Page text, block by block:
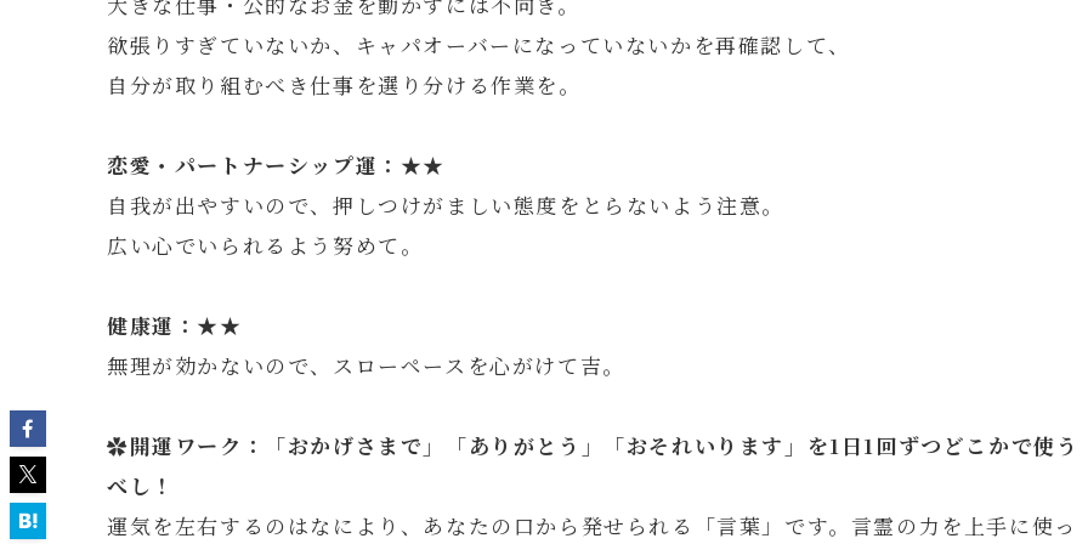
欲張りすぎていないか、キャパオーバーになっていないかを再確認して、
自分が取り組むべき仕事を選り分ける作業を。
恋愛・パートナーシップ運：★★
自我が出やすいので、押しつけがましい態度をとらないよう注意。
広い心でいられるよう努めて。
健康運：★★
無理が効かないので、スローペースを心がけて吉。
✿開運ワーク：「おかげさまで」「ありがとう」「おそれいります」を1日1回ずつどこかで使う
べし！
運気を左右するのはなにより、あなたの口から発せられる「言葉」です。言霊の力を上手に使っ